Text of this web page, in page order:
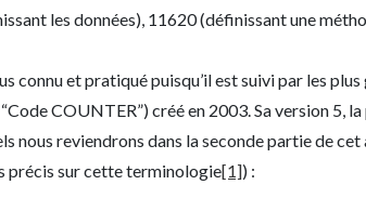
les données), 11620 (définissant une
connu et pratiqué puisqu’il est suivi par les
COUNTER”) créé en 2003. Sa version 5,
nous reviendrons dans la seconde partie de
précis sur cette terminologie[1]) :